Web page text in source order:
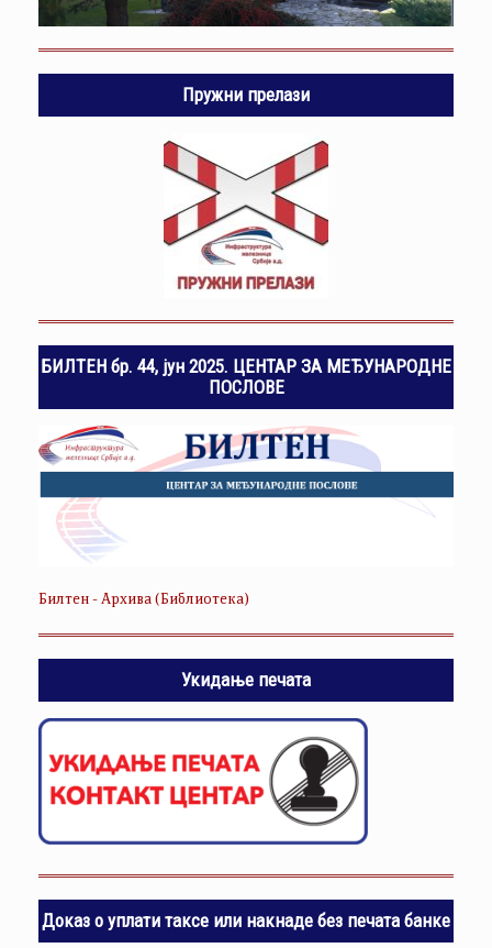
Пружни прелази
БИЛТЕН бр. 44, јун 2025. ЦЕНТАР ЗА МЕЂУНАРОДНЕ
ПОСЛОВЕ
Билтен - Архива (Библиотека)
Укидање печата
Доказ о уплати таксе или накнаде без печата банке